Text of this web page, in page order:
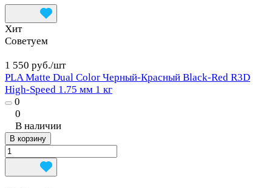
Хит
Советуем
1 550 руб./шт
PLA Matte Dual Color Черный-Красный Black-Red R3D
High-Speed 1.75 мм 1 кг
0
0
В наличии
В корзину